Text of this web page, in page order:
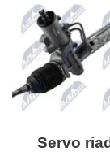
Servo